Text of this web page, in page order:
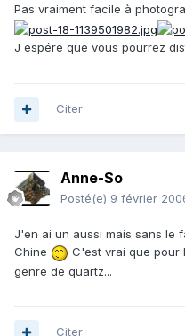
Pas vraiment facile à
J espére que vous pourrez
Citer
Anne-So
Posté(e) 9 février
J'en ai un aussi mais sans le
Chine
C'est vrai que pour
genre de quartz...
Citer